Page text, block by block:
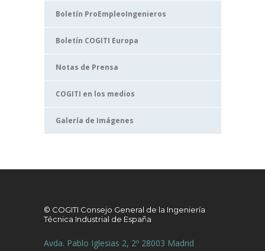
Boletín ProEmpleoIngenieros
Boletín COGITI Europa
Notas de Prensa
COGITI en los medios
Galería de Imágenes
© COGITI Consejo General de la Ingeniería
Técnica Industrial de España
Avda. Pablo Iglesias 2, 2º 28003 Madrid